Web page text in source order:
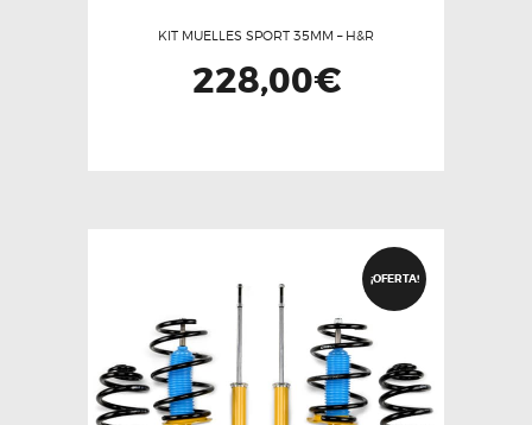
KIT MUELLES SPORT 35MM – H&R
228,00€
¡OFERTA!